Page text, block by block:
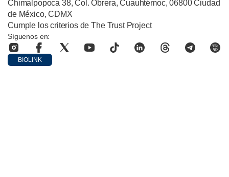
Chimalpopoca 38, Col. Obrera, Cuauhtémoc, 06800 Ciudad
de México, CDMX
Cumple los criterios de The Trust Project
Síguenos en:
BIOLINK